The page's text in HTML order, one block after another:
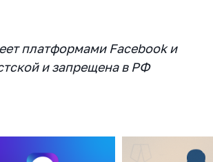
платформами Facebook и
и запрещена в РФ